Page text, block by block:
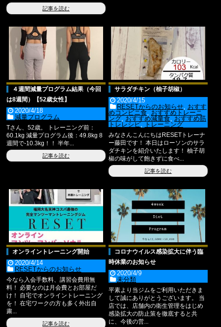
記事を読む
４週間減量プログラム結果（今回
は8週間）【52歳女性】
2020/4/18
減量プログラム
Tさん、52歳。 トレーニング前：
60.1kg 減量プログラム後：49.8kg 8
週間で-10.3kg！！ 半年...
記事を読む
サラダチキン（柚子胡椒）
2020/4/15
RESETからのお知らせ, おすす
めコンビニ食,おすすめトレーニ
ング,おすすめ減量食,おすすめ筋
トレレシピ,トレーニング
みなさんこんにちはRESETトレーナ
ー藤田です！ 本日はローソンのサラ
ダチキンを紹介いたします！ 柚子胡
椒の味がして飽きずに食べ...
記事を読む
オンライントレーニング開始
2020/4/14
RESETからのお知らせ
今なら入会手数料、講習会費用無
料！ 必要なのは月会費とお部屋だ
け！ 自宅でオンライントレーニング
を！ 在宅ワークの方も多く外出自
粛...
記事を読む
コロナウイルス感染拡大に伴う臨
時休業のお知らせ
2020/4/9
未分類
平素より当ジムをご利用いただきま
して誠にありがとうございます。 当
店では、店舗内の衛生管理をはじめ
感染拡大の防止策を徹底すると共
に、今後の営...